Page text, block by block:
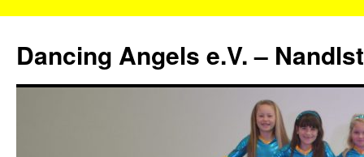
springen
Dancing Angels e.V. –